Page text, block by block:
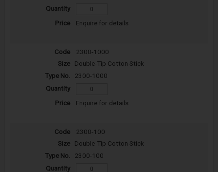
Enquire for details
2300-1000
Double-Tip Cotton Stick
2300-1000
Enquire for details
2300-100
Double-Tip Cotton Stick
2300-100